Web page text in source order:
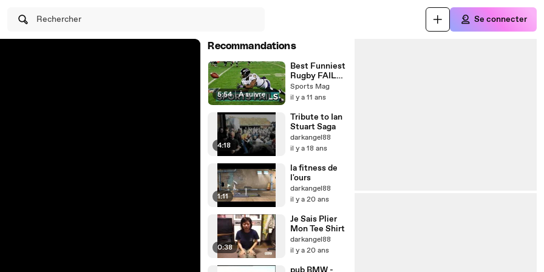
Rechercher Se connecter
Recommandations
5:54 | À suivre
Best Funniest
Rugby FAILS
Vines
Compilation
Sports Fails
Sports Mag
il y a 11 ans
4:18
Tribute to Ian
Stuart Saga
darkangel88
il y a 18 ans
1:11
la fitness de
l'ours
darkangel88
il y a 20 ans
0:38
Je Sais Plier
Mon Tee Shirt
darkangel88
il y a 20 ans